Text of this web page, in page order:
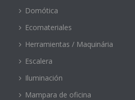
Domótica
Ecomateriales
Herramientas / Maquinária
Escalera
Iluminación
Mampara de oficina